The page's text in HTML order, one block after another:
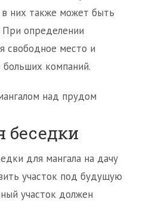
них также может быть
При определении
свободное место и
компаний.
над прудом
беседки
для мангала на дачу
участок под будущую
участок должен